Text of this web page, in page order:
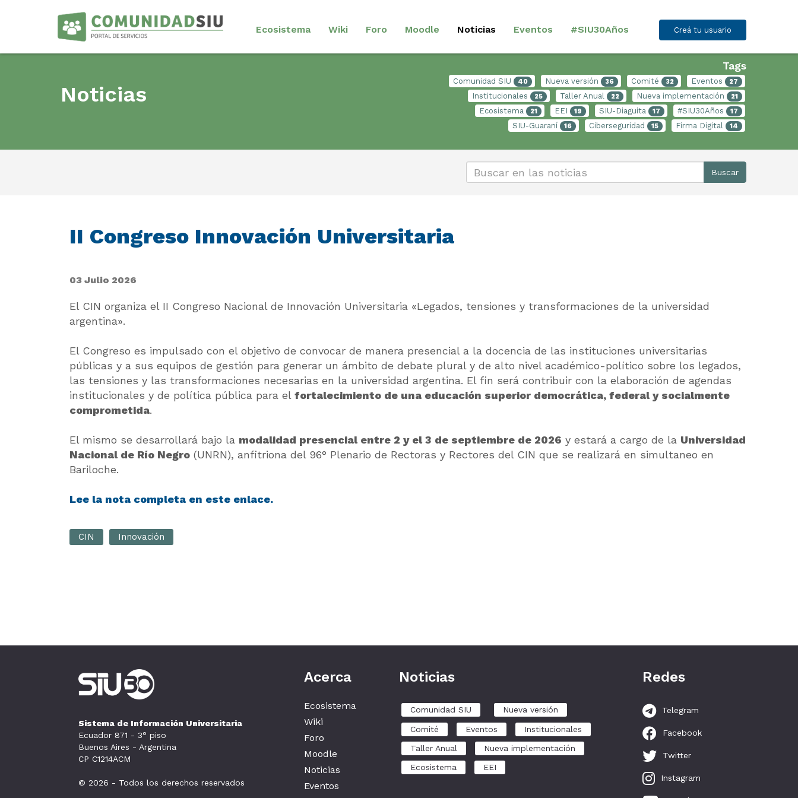
Ecosistema Wiki Foro Moodle Noticias Eventos #SIU30Años Creá tu usuario
Noticias
Tags
Comunidad SIU 40 Nueva versión 36 Comité 32 Eventos 27
Institucionales 25 Taller Anual 22 Nueva implementación 21
Ecosistema 21 EEI 19 SIU-Diaguita 17 #SIU30Años 17
SIU-Guaraní 16 Ciberseguridad 15 Firma Digital 14
Buscar
II Congreso Innovación Universitaria
03 Julio 2026
El CIN organiza el II Congreso Nacional de Innovación Universitaria «Legados, tensiones y transformaciones de la universidad
argentina».
El Congreso es impulsado con el objetivo de convocar de manera presencial a la docencia de las instituciones universitarias
públicas y a sus equipos de gestión para generar un ámbito de debate plural y de alto nivel académico-político sobre los legados,
las tensiones y las transformaciones necesarias en la universidad argentina. El fin será contribuir con la elaboración de agendas
institucionales y de política pública para el fortalecimiento de una educación superior democrática, federal y socialmente
comprometida.
El mismo se desarrollará bajo la modalidad presencial entre 2 y el 3 de septiembre de 2026 y estará a cargo de la Universidad
Nacional de Río Negro (UNRN), anfitriona del 96° Plenario de Rectoras y Rectores del CIN que se realizará en simultaneo en
Bariloche.
Lee la nota completa en este enlace.
CIN Innovación
Sistema de Información Universitaria
Ecuador 871 - 3° piso
Buenos Aires - Argentina
CP C1214ACM
© 2026 - Todos los derechos reservados
Acerca
Ecosistema
Wiki
Foro
Moodle
Noticias
Eventos
Noticias
Comunidad SIU Nueva versión
Comité Eventos
Institucionales
Taller Anual
Nueva implementación
Ecosistema
EEI
Redes
Telegram
Facebook
Twitter
Instagram